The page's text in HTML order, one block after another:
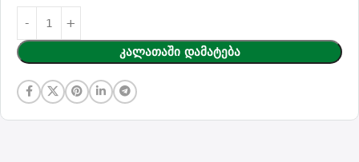
Კალათაში Დამატება